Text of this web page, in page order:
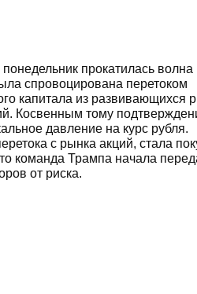
прокатилась
спровоцирована перетоком
капитала из развивающихся
Косвенным тому
давление на курс рубля.
с рынка акций, стала
команда Трампа начала
от риска.